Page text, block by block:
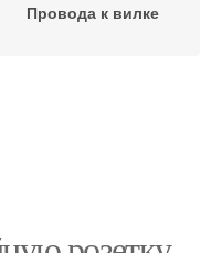
Провода к вилке